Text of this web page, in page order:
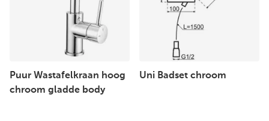
Puur Wastafelkraan hoog
chroom gladde body
Uni Badset chroom